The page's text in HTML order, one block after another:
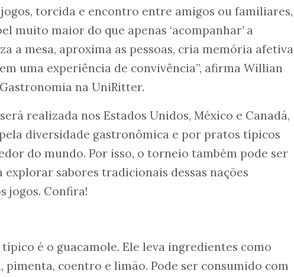
jogos, torcida e encontro entre amigos ou familiares,
muito maior do que apenas ‘acompanhar’ a
a mesa, aproxima as pessoas, cria memória afetiva
uma experiência de convivência”, afirma Willian
na UniRitter.
realizada nos Estados Unidos, México e Canadá,
diversidade gastronômica e por pratos típicos
do mundo. Por isso, o torneio também pode ser
sabores tradicionais dessas nações
jogos. Confira!
é o guacamole. Ele leva ingredientes como
pimenta, coentro e limão. Pode ser consumido com